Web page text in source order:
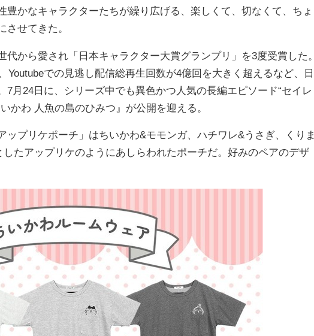
豊かなキャラクターたちが繰り広げる、楽しくて、切なくて、ちょ
させてきた。
から愛され「日本キャラクター大賞グランプリ」を3度受賞した。
Youtubeでの見逃し配信総再生回数が4億回を大きく超えるなど、日
月24日に、シリーズ中でも異色かつ人気の長編エピソード“セイレ
かわ 人魚の島のひみつ』が公開を迎える。
ップリケポーチ」はちいかわ&モモンガ、ハチワレ&うさぎ、くりま
たアップリケのようにあしらわれたポーチだ。好みのペアのデザ